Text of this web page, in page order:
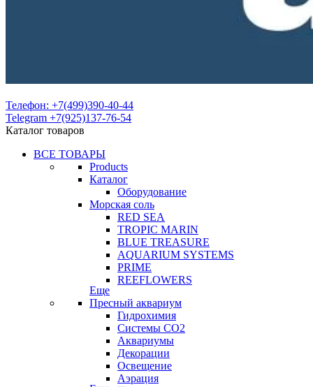
Телефон: +7(499)390-40-44
Telegram +7(925)137-76-54
Каталог товаров
ВСЕ ТОВАРЫ
Products
Каталог
Оборудование
Морская соль
RED SEA
TROPIC MARIN
BLUE TREASURE
AQUARIUM SYSTEMS
PRIME
REEFLOWERS
Еще
Пресный аквариум
Гидрохимия
Системы СО2
Аквариумы
Декорации
Освещение
Аэрация